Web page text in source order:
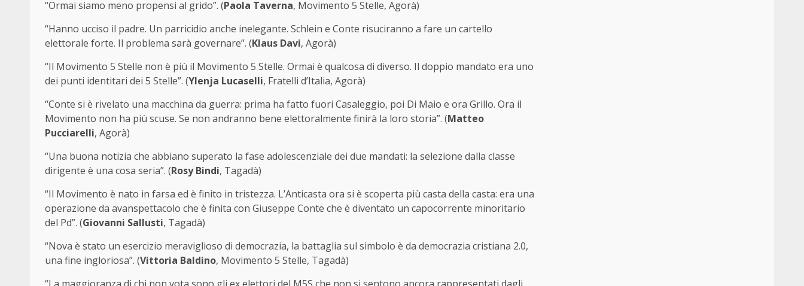
“Ormai siamo meno propensi al grido”. (Paola Taverna, Movimento 5 Stelle, Agorà)
“Hanno ucciso il padre. Un parricidio anche inelegante. Schlein e Conte risuciranno a fare un cartello
elettorale forte. Il problema sarà governare”. (Klaus Davi, Agorà)
“Il Movimento 5 Stelle non è più il Movimento 5 Stelle. Ormai è qualcosa di diverso. Il doppio mandato era uno
dei punti identitari dei 5 Stelle”. (Ylenja Lucaselli, Fratelli d’Italia, Agorà)
“Conte si è rivelato una macchina da guerra: prima ha fatto fuori Casaleggio, poi Di Maio e ora Grillo. Ora il
Movimento non ha più scuse. Se non andranno bene elettoralmente finirà la loro storia”. (Matteo
Pucciarelli, Agorà)
“Una buona notizia che abbiano superato la fase adolescenziale dei due mandati: la selezione dalla classe
dirigente è una cosa seria”. (Rosy Bindi, Tagadà)
“Il Movimento è nato in farsa ed è finito in tristezza. L’Anticasta ora si è scoperta più casta della casta: era una
operazione da avanspettacolo che è finita con Giuseppe Conte che è diventato un capocorrente minoritario
del Pd”. (Giovanni Sallusti, Tagadà)
“Nova è stato un esercizio meraviglioso di democrazia, la battaglia sul simbolo è da democrazia cristiana 2.0,
una fine ingloriosa”. (Vittoria Baldino, Movimento 5 Stelle, Tagadà)